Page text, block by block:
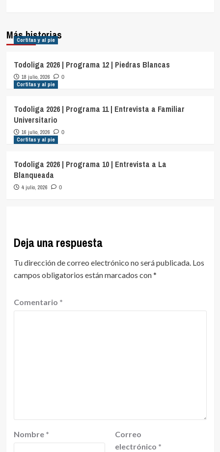
Más historias
Cortitas y al pie
Todoliga 2026 | Programa 12 | Piedras Blancas
18 julio, 2026 0
Cortitas y al pie
Todoliga 2026 | Programa 11 | Entrevista a Familiar
Universitario
16 julio, 2026 0
Cortitas y al pie
Todoliga 2026 | Programa 10 | Entrevista a La
Blanqueada
4 julio, 2026 0
Deja una respuesta
Tu dirección de correo electrónico no será publicada. Los
campos obligatorios están marcados con*
Comentario *
Nombre *
Correo
electrónico *